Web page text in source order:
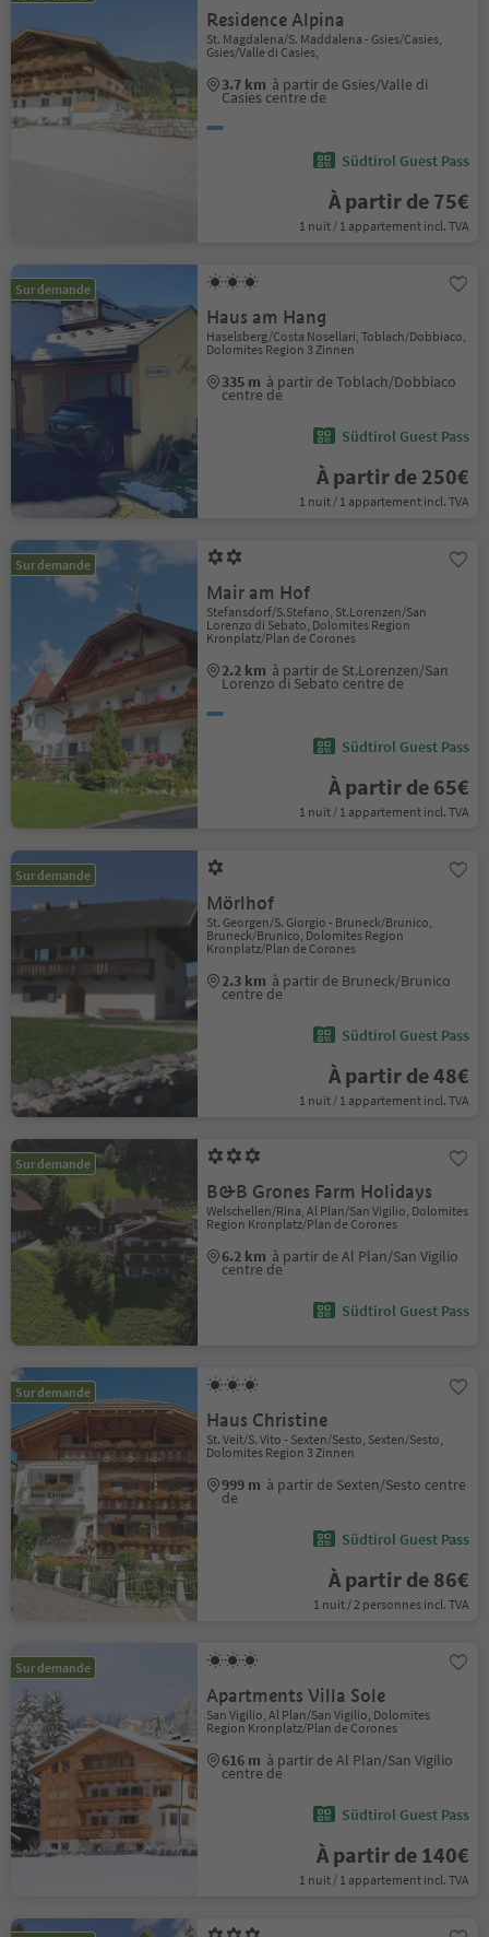
Residence Alpina
St. Magdalena/S. Maddalena - Gsies/Casies,
Gsies/Valle di Casies,
3.7 km à partir de Gsies/Valle di
Casies centre de
Südtirol Guest Pass
À partir de 75€
1 nuit / 1 appartement incl. TVA
Sur demande
Haus am Hang
Haselsberg/Costa Nosellari, Toblach/Dobbiaco,
Dolomites Region 3 Zinnen
335 m à partir de Toblach/Dobbiaco
centre de
Südtirol Guest Pass
À partir de 250€
1 nuit / 1 appartement incl. TVA
Sur demande
Mair am Hof
Stefansdorf/S.Stefano, St.Lorenzen/San
Lorenzo di Sebato, Dolomites Region
Kronplatz/Plan de Corones
2.2 km à partir de St.Lorenzen/San
Lorenzo di Sebato centre de
Südtirol Guest Pass
À partir de 65€
1 nuit / 1 appartement incl. TVA
Sur demande
Mörlhof
St. Georgen/S. Giorgio - Bruneck/Brunico,
Bruneck/Brunico, Dolomites Region
Kronplatz/Plan de Corones
2.3 km à partir de Bruneck/Brunico
centre de
Südtirol Guest Pass
À partir de 48€
1 nuit / 1 appartement incl. TVA
Sur demande
B&B Grones Farm Holidays
Welschellen/Rina, Al Plan/San Vigilio, Dolomites
Region Kronplatz/Plan de Corones
6.2 km à partir de Al Plan/San Vigilio
centre de
Südtirol Guest Pass
Sur demande
Haus Christine
St. Veit/S. Vito - Sexten/Sesto, Sexten/Sesto,
Dolomites Region 3 Zinnen
999 m à partir de Sexten/Sesto centre
de
Südtirol Guest Pass
À partir de 86€
1 nuit / 2 personnes incl. TVA
Sur demande
Apartments Villa Sole
San Vigilio, Al Plan/San Vigilio, Dolomites
Region Kronplatz/Plan de Corones
616 m à partir de Al Plan/San Vigilio
centre de
Südtirol Guest Pass
À partir de 140€
1 nuit / 1 appartement incl. TVA